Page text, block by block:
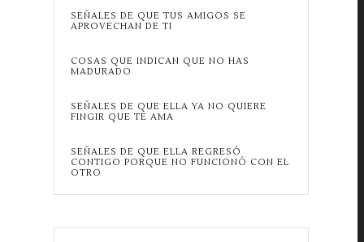
SEÑALES DE QUE TUS AMIGOS SE
APROVECHAN DE TI
COSAS QUE INDICAN QUE NO HAS
MADURADO
SEÑALES DE QUE ELLA YA NO QUIERE
FINGIR QUE TE AMA
SEÑALES DE QUE ELLA REGRESÓ
CONTIGO PORQUE NO FUNCIONÓ CON EL
OTRO